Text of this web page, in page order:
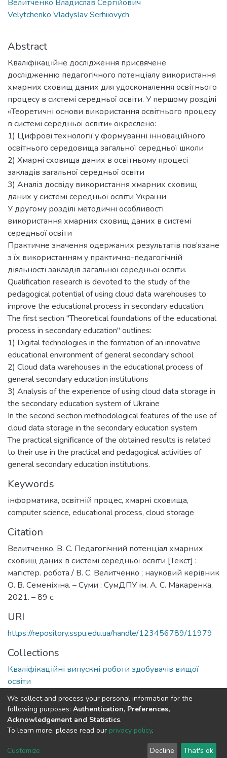
Велитченко Владислав Сергійович
Velytchenko Vladyslav Serhiiovych
Abstract
Кваліфікаційне дослідження присвячене
дослідженню педагогічного потенціалу використання
хмарних сховищ даних для удосконалення освітнього
процесу в системі середньої освіти. У першому розділі
«Теоретичні основи використання освітнього процесу
в системі середньої освіти» окреслено:
1) Цифрові технології у формуванні інноваційного
освітнього середовища загальної середньої школи
2) Хмарні сховища даних в освітньому процесі
закладів загальної середньої освіти
3) Аналіз досвіду використання хмарних сховищ
даних у системі середньої освіти України
У другому розділі методичні особливості
використання хмарних сховищ даних в системі
середньої освіти
Практичне значення одержаних результатів пов’язане
з їх використанням у практично-педагогічній
діяльності закладів загальної середньої освіти.
Qualification research is devoted to the study of the
pedagogical potential of using cloud data warehouses to
improve the educational process in secondary education.
The first section "Theoretical foundations of the educational
process in secondary education" outlines:
1) Digital technologies in the formation of an innovative
educational environment of general secondary school
2) Cloud data warehouses in the educational process of
general secondary education institutions
3) Analysis of the experience of using cloud data storage in
the secondary education system of Ukraine
In the second section methodological features of the use of
cloud data storage in the secondary education system
The practical significance of the obtained results is related
to their use in the practical and pedagogical activities of
general secondary education institutions.
Keywords
інформатика, освітній процес, хмарні сховища,
computer science, educational process, cloud storage
Citation
Велитченко, В. С. Педагогічний потенціал хмарних
сховищ даних в системі середньої освіти [Текст] :
магістер. робота / В. С. Велитченко ; науковий керівник
О. В. Семеніхіна. – Суми : СумДПУ ім. А. С. Макаренка,
2021. – 89 с.
URI
https://repository.sspu.edu.ua/handle/123456789/11979
Collections
Кваліфікаційні випускні роботи здобувачів вищої
освіти
Full item page Google Scholar
DSpace software and SSPU named after A.S. Makarenko
LYRASIS
We collect and process your personal information for the
following purposes: Authentication, Preferences,
Acknowledgement and Statistics.
To learn more, please read our privacy policy.
Customize Decline That's ok